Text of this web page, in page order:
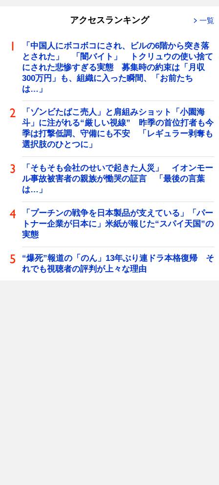
アクセスランキング 一覧
「中国人にボコボコにされ、ビルの6階から突き落
とされた」 「闇バイト」 トクリュウの使い捨て
にされた悲惨すぎる実態 募集時の約束は「月収
300万円」も、組織に入った瞬間、「お前たち
は…」
「ゾンビたばこ売人」と肩組みショット「小園海
斗」に注がれる“厳しい視線” 昨季の首位打者も今
季は打撃低調、守備にも不安 「レギュラー剥奪も
選択肢のひとつに」
「そもそも会社のせいで起きた人災」 イオンモー
ル事故被害者の親族が慟哭の証言 「最後の言葉
は…」
「プーチンの戦争を日本製品が支えている」「パー
トナー企業が日本に」米紙が報じた“スパイ天国”の
実態
“爆死”報道の「のん」13年ぶり連ドラ本格復帰 そ
れでも視聴者の評判が上々な理由